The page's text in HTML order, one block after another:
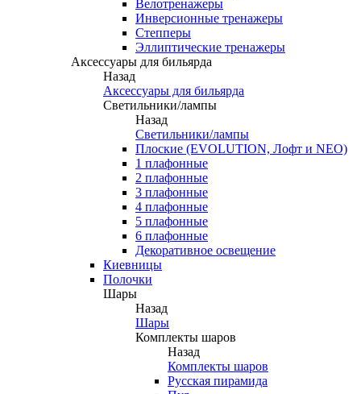
Велотренажеры
Инверсионные тренажеры
Степперы
Эллиптические тренажеры
Аксессуары для бильярда
Назад
Аксессуары для бильярда
Светильники/лампы
Назад
Светильники/лампы
Плоские (EVOLUTION, Лофт и NEO)
1 плафонные
2 плафонные
3 плафонные
4 плафонные
5 плафонные
6 плафонные
Декоративное освещение
Киевницы
Полочки
Шары
Назад
Шары
Комплекты шаров
Назад
Комплекты шаров
Русская пирамида